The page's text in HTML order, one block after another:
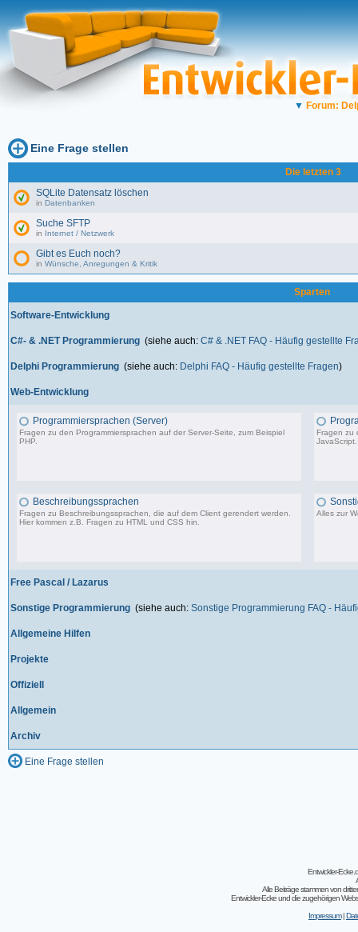
▼ Forum:
Eine Frage stellen
Die letzten 3
SQLite Datensatz löschen
in Datenbanken
Suche SFTP
in Internet / Netzwerk
Gibt es Euch noch?
in Wünsche, Anregungen & Kritik
Sparten
Software-Entwicklung
C#- & .NET Programmierung (siehe auch: C# & .NET FAQ - Häufig gestellte
Delphi Programmierung (siehe auch: Delphi FAQ - Häufig gestellte Fragen)
Web-Entwicklung
Programmiersprachen (Server)
Fragen zu den Programmiersprachen auf der Server-Seite, zum Beispiel
PHP.
Fragen zu
JavaScript.
Beschreibungssprachen
Fragen zu Beschreibungssprachen, die auf dem Client gerendert werden.
Hier kommen z.B. Fragen zu HTML und CSS hin.
Alles zur
Free Pascal / Lazarus
Sonstige Programmierung (siehe auch: Sonstige Programmierung FAQ -
Allgemeine Hilfen
Projekte
Offiziell
Allgemein
Archiv
Eine Frage stellen
Entwickler-
Alle Beiträge stammen von
Entwickler-Ecke und die zugehörigen
Impressum|